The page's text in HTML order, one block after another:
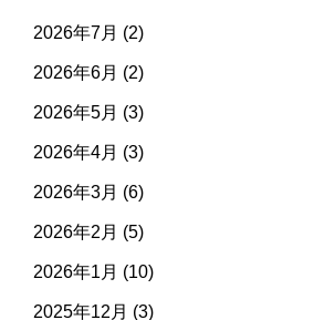
2026年7月 (2)
2026年6月 (2)
2026年5月 (3)
2026年4月 (3)
2026年3月 (6)
2026年2月 (5)
2026年1月 (10)
2025年12月 (3)